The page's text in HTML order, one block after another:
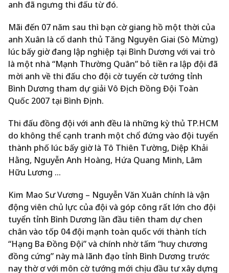
anh đã ngưng thi đấu từ đó.
Mãi đến 07 năm sau thì bạn cờ giang hồ một thời của
anh Xuân là cố danh thủ Tăng Nguyên Giai (Sò Mừng)
lúc bấy giờ đang lập nghiệp tại Bình Dương với vai trò
là một nhà “Mạnh Thường Quân” bỏ tiền ra lập đội đã
mời anh về thi đấu cho đội cờ tuyển cờ tướng tỉnh
Bình Dương tham dự giải Vô Địch Đồng Đội Toàn
Quốc 2007 tại Bình Định.
Thi đấu đồng đội với anh đều là những kỳ thủ TP.HCM
do không thể cạnh tranh một chổ đứng vào đội tuyển
thành phố lúc bấy giờ là Tô Thiên Tường, Diệp Khải
Hằng, Nguyễn Anh Hoàng, Hứa Quang Minh, Lâm
Hữu Lương …
Kim Mao Sư Vương – Nguyễn Văn Xuân chính là vận
động viên chủ lực của đội và góp công rất lớn cho đội
tuyển tỉnh Bình Dương lần đầu tiên tham dự chen
chân vào tốp 04 đội mạnh toàn quốc với thành tích
“Hạng Ba Đồng Đội” và chính nhờ tấm “huy chương
đồng cứng” này mà lãnh đạo tỉnh Bình Dương trước
nay thờ ơ với môn cờ tướng mới chịu đầu tư xây dựng